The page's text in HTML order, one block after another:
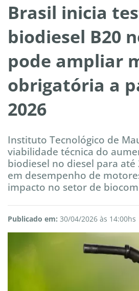
Brasil inicia
biodiesel B20
pode ampliar
obrigatória a
2026
Instituto Tecnológico de
viabilidade técnica do
biodiesel no diesel para até
em desempenho de
impacto no setor de
Publicado em: 30/04/2026 às 14:00hs